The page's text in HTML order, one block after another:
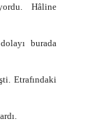
Hâline
burada
Etrafındaki